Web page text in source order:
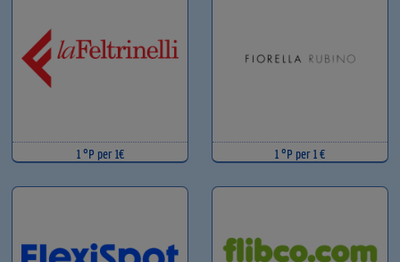
1 °P per 1€ 1 °P per 1 €